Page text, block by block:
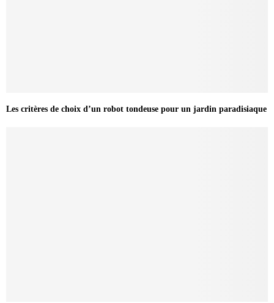
Les critères de choix d’un robot tondeuse pour un jardin paradisiaque